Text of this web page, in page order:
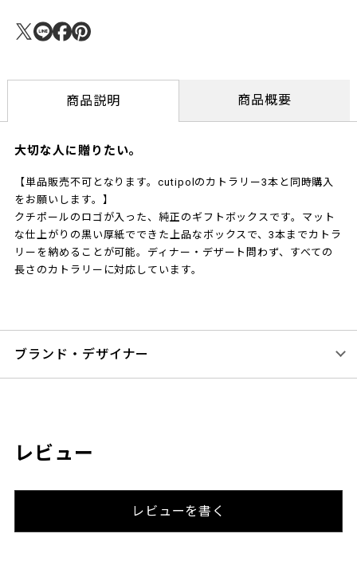
商品説明 商品概要
大切な人に贈りたい。
【単品販売不可となります。cutipolのカトラリー3本と同時購入
をお願いします。】
クチポールのロゴが入った、純正のギフトボックスです。マット
な仕上がりの黒い厚紙でできた上品なボックスで、3本までカトラ
リーを納めることが可能。ディナー・デザート問わず、すべての
長さのカトラリーに対応しています。
ブランド・デザイナー
レビュー
レビューを書く